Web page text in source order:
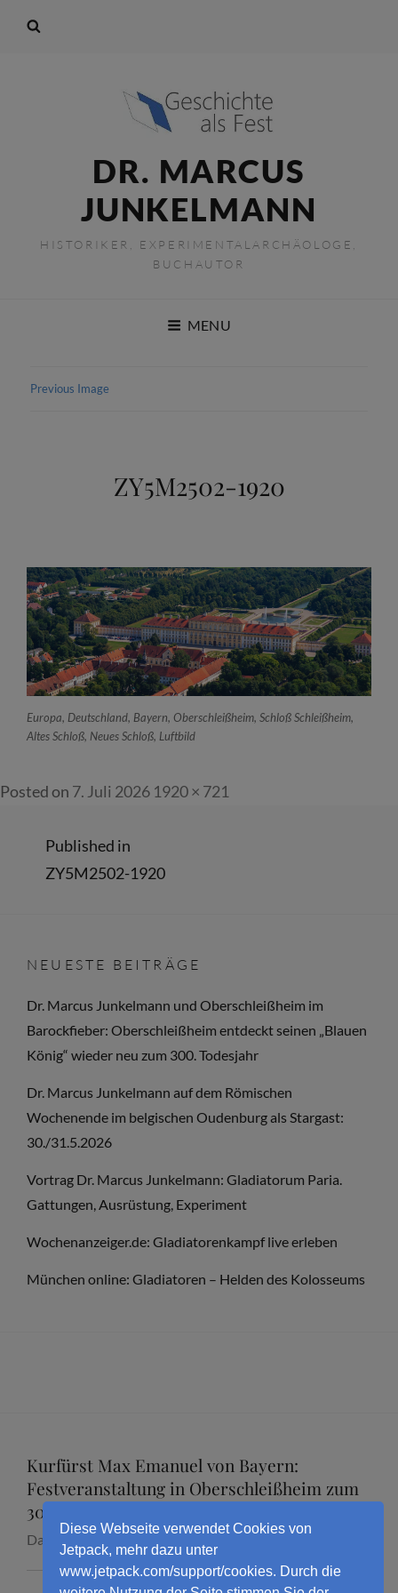
DR. MARCUS
JUNKELMANN
HISTORIKER, EXPERIMENTALARCHÄOLOGE,
BUCHAUTOR
MENU
Previous Image
ZY5M2502-1920
Europa, Deutschland, Bayern, Oberschleißheim, Schloß Schleißheim,
Altes Schloß, Neues Schloß, Luftbild
Posted on 7. Juli 2026 Full
1920 × 721
Beitragsnavigation
Published in
ZY5M2502-1920
NEUESTE BEITRÄGE
Dr. Marcus Junkelmann und Oberschleißheim im
Barockfieber: Oberschleißheim entdeckt seinen „Blauen
König“ wieder neu zum 300. Todesjahr
Dr. Marcus Junkelmann auf dem Römischen
Wochenende im belgischen Oudenburg als Stargast:
30./31.5.2026
Vortrag Dr. Marcus Junkelmann: Gladiatorum Paria.
Gattungen, Ausrüstung, Experiment
Wochenanzeiger.de: Gladiatorenkampf live erleben
München online: Gladiatoren – Helden des Kolosseums
Kurfürst Max Emanuel von Bayern:
Festveranstaltung in Oberschleißheim zum
300. Todestag mit Dr. Marcus Junkelmann
Datum:
Diese Webseite verwendet Cookies von
Jetpack, mehr dazu unter
www.jetpack.com/support/cookies. Durch die